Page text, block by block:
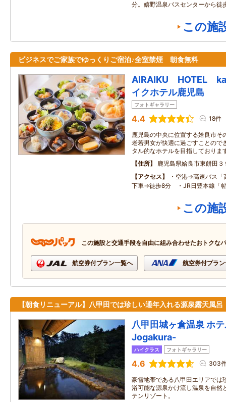
分。嬉野温泉バスセンターから徒
この施
ビジネスでご家族でゆっくりご宿泊♪全室禁煙 朝食無料
AIRAIKU HOTEL
イクホテル鹿児島
フォトギャラリー
4.4 18件
鹿児島の中央に位置する姶良市そ
老若男女が快適に過ごすことので
タル的なホテルを目指しておりま
住所
鹿児島県姶良市東餅田３
アクセス
・空港→高速バス「
下車→徒歩8分 ・JR日豊本線「
この施
この施設と交通手段を自由に組み合わせたおトクな
航空券付プラン一覧へ 航空券付プラ
【朝食リニューアル】八甲田では珍しい通年入れる源泉露天風呂
八甲田城ヶ倉温泉 ホ
Jogakura-
ハイクラス フォトギャラリー
4.6 303
豪雪地帯である八甲田エリアでは
浴可能な源泉かけ流し温泉を自然
テンリゾート。